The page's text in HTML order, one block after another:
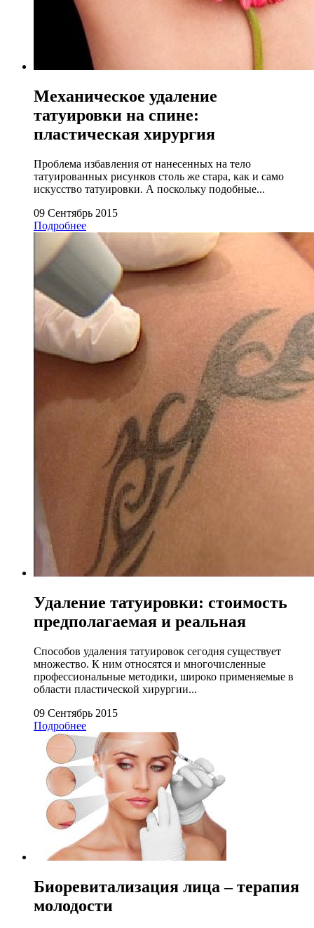
Механическое удаление
татуировки на спине:
пластическая хирургия
Проблема избавления от нанесенных на тело
татуированных рисунков столь же стара, как и само
искусство татуировки. А поскольку подобные...
09 Сентябрь 2015
Подробнее
Удаление татуировки: стоимость
предполагаемая и реальная
Способов удаления татуировок сегодня существует
множество. К ним относятся и многочисленные
профессиональные методики, широко применяемые в
области пластической хирургии...
09 Сентябрь 2015
Подробнее
Биоревитализация лица – терапия
молодости